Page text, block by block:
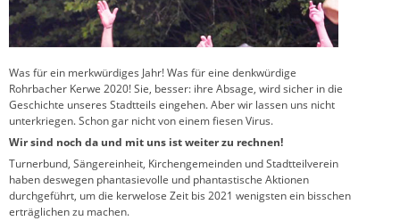
Was für ein merkwürdiges Jahr! Was für eine denkwürdige
Rohrbacher Kerwe 2020! Sie, besser: ihre Absage, wird sicher in die
Geschichte unseres Stadtteils eingehen. Aber wir lassen uns nicht
unterkriegen. Schon gar nicht von einem fiesen Virus.
Wir sind noch da und mit uns ist weiter zu rechnen!
Turnerbund, Sängereinheit, Kirchengemeinden und Stadtteilverein
haben deswegen phantasievolle und phantastische Aktionen
durchgeführt, um die kerwelose Zeit bis 2021 wenigsten ein bisschen
erträglichen zu machen.